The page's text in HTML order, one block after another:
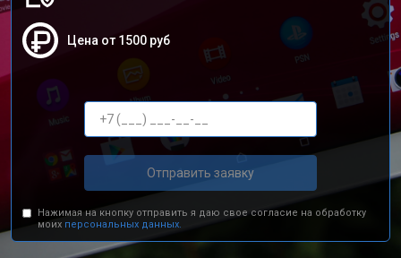
Цена от 1500 руб
Отправить заявку
Нажимая на кнопку отправить я даю свое согласие на обработку
моих персональных данных.